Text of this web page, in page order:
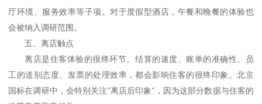
厅环境、服务效率等子项。对于度假型酒店，午餐和晚餐的体验也
会被纳入调研范围。
五、离店触点
离店是住客体验的很终环节。结算的速度、账单的准确性、员
工的送别态度、发票的处理效率，都会影响住客的很终印象。北京
国标在调研中，会特别关注"离店后印象"，因为这部分数据与住客的